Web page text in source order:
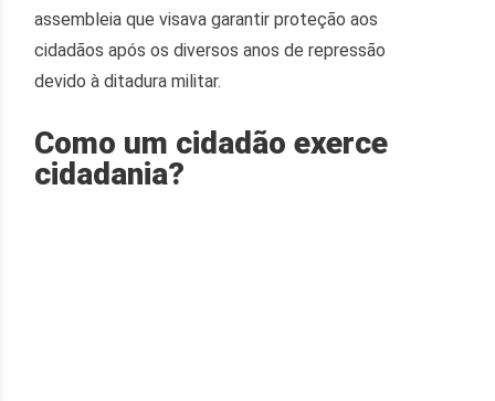
assembleia que visava garantir proteção aos
cidadãos após os diversos anos de repressão
devido à ditadura militar.
Como um cidadão exerce
cidadania?